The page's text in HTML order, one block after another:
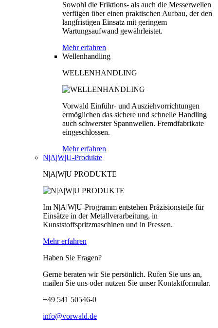
Sowohl die Friktions- als auch die Messerwellen
verfügen über einen praktischen Aufbau, der den
langfristigen Einsatz mit geringem
Wartungsaufwand gewährleistet.
Mehr erfahren
Wellenhandling
WELLENHANDLING
Vorwald Einführ- und Ausziehvorrichtungen
ermöglichen das sichere und schnelle Handling
auch schwerster Spannwellen. Fremdfabrikate
eingeschlossen.
Mehr erfahren
N|A|W|U-Produkte
N|A|W|U PRODUKTE
Im N|A|W|U-Programm entstehen Präzisionsteile für
Einsätze in der Metallverarbeitung, in
Kunststoffspritzmaschinen und in Pressen.
Mehr erfahren
Haben Sie Fragen?
Gerne beraten wir Sie persönlich. Rufen Sie uns an,
mailen Sie uns oder nutzen Sie unser Kontaktformular.
+49 541 50546-0
info@vorwald.de